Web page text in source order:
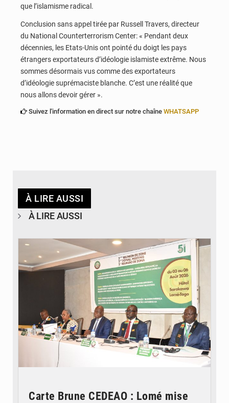
que l’islamisme radical.
Conclusion sans appel tirée par Russell Travers, directeur
du National Counterterrorism Center: « Pendant deux
décennies, les Etats-Unis ont pointé du doigt les pays
étrangers exportateurs d’idéologie islamiste extrême. Nous
sommes désormais vus comme des exportateurs
d’idéologie suprémaciste blanche. C’est une réalité que
nous allons devoir gérer ».
Suivez l'information en direct sur notre chaîne WHATSAPP
À LIRE AUSSI
À LIRE AUSSI
Carte Brune CEDEAO : Lomé mise